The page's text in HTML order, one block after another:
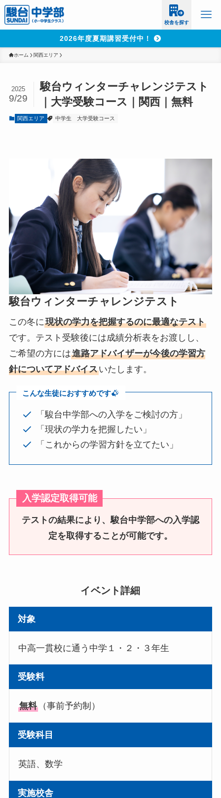
校舎を探す
2026年度夏期講習受付中！
ホーム 関西エリア
駿台ウィンターチャレンジテスト
｜大学受験コース｜関西｜無料
2025
9/29
関西エリア 中学生 大学受験コース
駿台ウィンターチャレンジテスト
この冬に現状の学力を把握するのに最適なテスト
です。テスト受験後には成績分析表をお渡しし、
ご希望の方には進路アドバイザーが今後の学習方
針についてアドバイスいたします。
こんな生徒におすすめです
「駿台中学部への入学をご検討の方」
「現状の学力を把握したい」
「これからの学習方針を立てたい」
入学認定取得可能
テストの結果により、駿台中学部への入学認
定を取得することが可能です。
イベント詳細
対象
中高一貫校に通う中学１・２・３年生
受験料
無料（事前予約制）
受験科目
英語、数学
実施校舎